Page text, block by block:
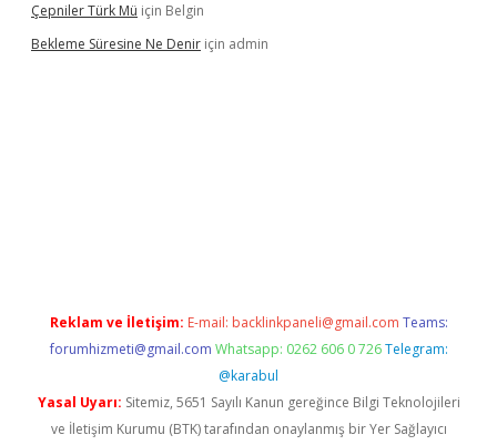
Çepniler Türk Mü için Belgin
Bekleme Süresine Ne Denir için admin
Reklam ve İletişim: E-mail: backlinkpaneli@gmail.com Teams:
forumhizmeti@gmail.com Whatsapp: 0262 606 0 726 Telegram:
@karabul
Yasal Uyarı: Sitemiz, 5651 Sayılı Kanun gereğince Bilgi Teknolojileri
ve İletişim Kurumu (BTK) tarafından onaylanmış bir Yer Sağlayıcı